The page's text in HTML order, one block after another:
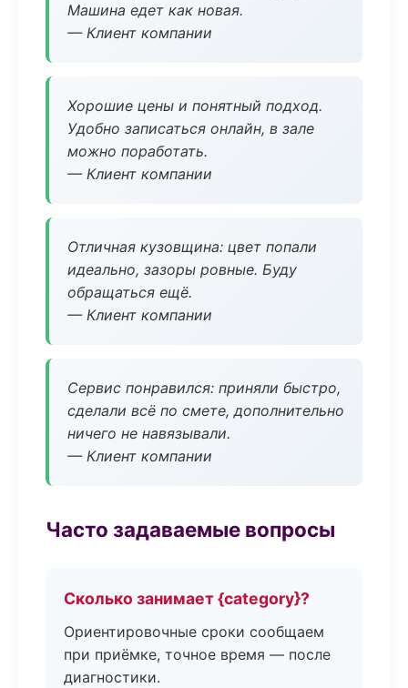
Машина едет как новая.
— Клиент компании
Хорошие цены и понятный подход.
Удобно записаться онлайн, в зале
можно поработать.
— Клиент компании
Отличная кузовщина: цвет попали
идеально, зазоры ровные. Буду
обращаться ещё.
— Клиент компании
Сервис понравился: приняли быстро,
сделали всё по смете, дополнительно
ничего не навязывали.
— Клиент компании
Часто задаваемые вопросы
Сколько занимает {category}?
Ориентировочные сроки сообщаем
при приёмке, точное время — после
диагностики.